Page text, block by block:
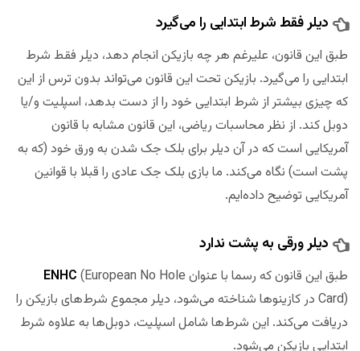
دیلر فقط شرط ابتدایی را ‌می‌گیرد
طبق این قانون، علیرغم هر چه بازیکن انجام دهد، دیلر فقط شرط
ابتدایی را می‌گیرد. بازیکن تحت این قانون می‌تواند بدون ترس از این
که چیزی بیشتر از شرط ابتدایی خود را از دست بدهد، اسپلیت و/یا
دوبل کند. از نظر محاسبات ریاضی، این قانون مشابه با قانون
آمریکایی است که در آن دیلر برای بلک جک شدن به ورق خود (که به
پشت است) نگاه می‌کند. ما بازی بلک جک عادی را قبلا با قوانین
آمریکایی توضیح داده‌ایم.
دیلر ورقی به پشت ندارد
طبق این قانون که رسما با عنوان ENHC (European No Hole
Card) در کازینو‌ها شناخته می‌شود، دیلر مجموع شرط‌های بازیکن را
دریافت می‌کند. این شرط‌ها شامل اسپلیت، دوبل‌ها به علاوه شرط
ابتدایی بازیکن می‌شود.